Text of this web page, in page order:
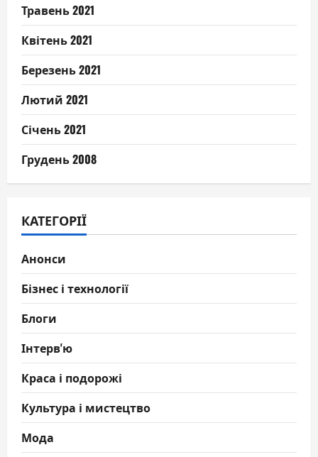
Травень 2021
Квітень 2021
Березень 2021
Лютий 2021
Січень 2021
Грудень 2008
КАТЕГОРІЇ
Анонси
Бізнес і технології
Блоги
Інтерв'ю
Краса і подорожі
Культура і мистецтво
Мода